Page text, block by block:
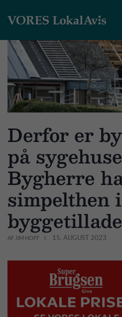
Derfor er
på
Bygherre
simpelthen
AF JIM HOFF 15. AUGUST 2023